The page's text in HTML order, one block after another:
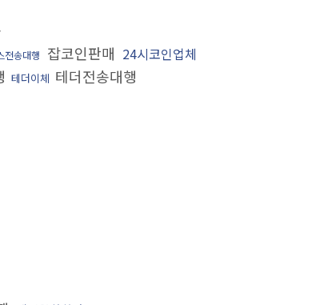
전송대행 잡코인판매 24시코인업체
테더이체 테더전송대행